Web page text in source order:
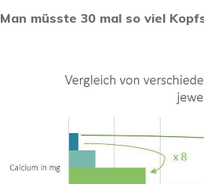
Man müsste 30 mal so viel